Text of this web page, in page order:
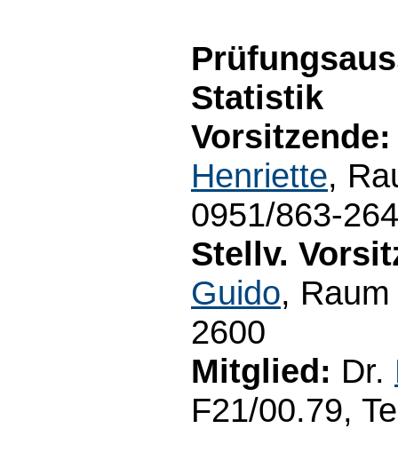
Statistik
Vorsitzende:
Henriette,
0951/863-
Stellv.
Guido,
2600
Mitglied: Dr.
F21/00.79,